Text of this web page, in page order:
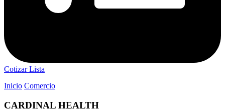
Cotizar Lista
Inicio Comercio
CARDINAL HEALTH